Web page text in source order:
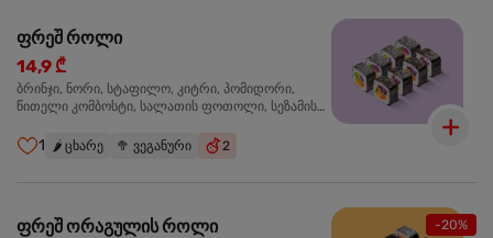
ფრეშ როლი
14,9 ₾
ბრინჯი, ნორი, სტაფილო, კიტრი, პომიდორი,
წითელი კომბოსტი, სალათის ფოთოლი, სეზამის
1 🌶️ ცხარე 🥦 ვეგანური 2
-20%
ფრეშ ორაგულის როლი